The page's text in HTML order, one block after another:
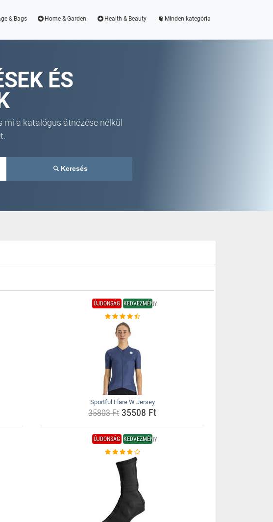
& Bags Home & Garden Health & Beauty Minden kategória
ÉS
a katalógus átnézése nélkül
Keresés
ÚJDONSÁG KEDVEZMÉNY
Sportful Flare W Jersey
35803 Ft 35508 Ft
ÚJDONSÁG KEDVEZMÉNY